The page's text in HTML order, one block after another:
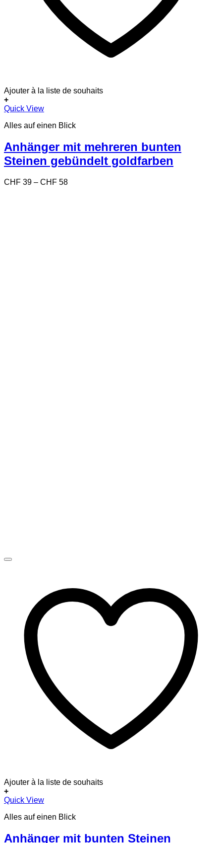
Ajouter à la liste de souhaits
+
Dieses
weist
Varianten
auf.
Die
können
Quick View
Alles auf einen Blick
Anhänger mit mehreren bunten
Steinen gebündelt goldfarben
CHF 39 – CHF 58Preisspanne:
Ajouter à la liste de souhaits
+
Dieses
weist
Varianten
Quick View
Alles auf einen Blick
Anhänger mit bunten Steinen